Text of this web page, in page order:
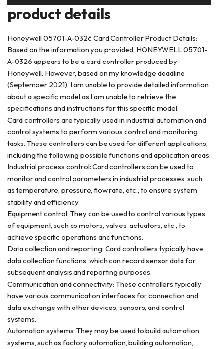
product details
Honeywell 05701-A-0326 Card Controller Product Details:
Based on the information you provided, HONEYWELL 05701-
A-0326 appears to be a card controller produced by
Honeywell. However, based on my knowledge deadline
(September 2021), I am unable to provide detailed information
about a specific model as I am unable to retrieve the
specifications and instructions for this specific model.
Card controllers are typically used in industrial automation and
control systems to perform various control and monitoring
tasks. These controllers can be used for different applications,
including the following possible functions and application areas:
Industrial process control: Card controllers can be used to
monitor and control parameters in industrial processes, such
as temperature, pressure, flow rate, etc., to ensure system
stability and efficiency.
Equipment control: They can be used to control various types
of equipment, such as motors, valves, actuators, etc., to
achieve specific operations and functions.
Data collection and reporting: Card controllers typically have
data collection functions, which can record sensor data for
subsequent analysis and reporting purposes.
Communication and connectivity: These controllers typically
have various communication interfaces for connection and
data exchange with other devices, sensors, and control
systems.
Automation systems: They may be used to build automation
systems, such as factory automation, building automation,